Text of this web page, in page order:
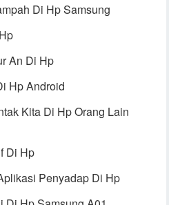
Di Hp Samsung
An Di Hp
Hp Android
Kita Di Hp Orang Lain
Di Hp
Penyadap Di Hp